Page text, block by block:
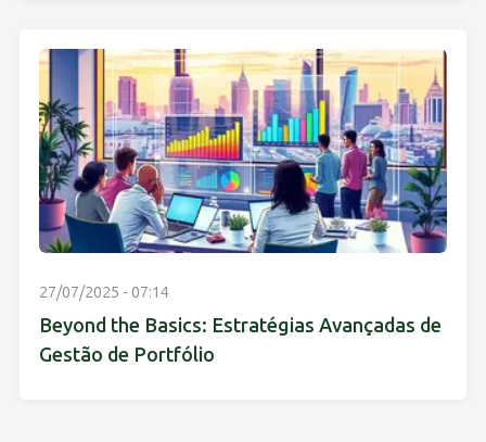
27/07/2025 - 07:14
Beyond the Basics: Estratégias Avançadas de
Gestão de Portfólio